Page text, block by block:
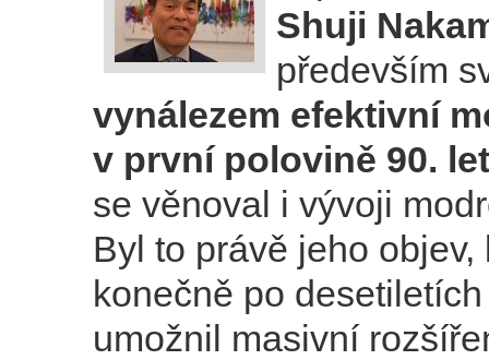
Shuji
především
vynálezem efektivní
v první polovině 90.
se věnoval i vývoji
Byl to právě jeho objev,
konečně po
umožnil masivní